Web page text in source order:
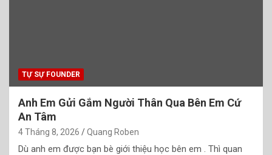
TỰ SỰ FOUNDER
Anh Em Gửi Gắm Người Thân Qua Bên Em Cứ
An Tâm
4 Tháng 8, 2026 Quang Roben
Dù anh em được bạn bè giới thiệu học bên em . Thì quan